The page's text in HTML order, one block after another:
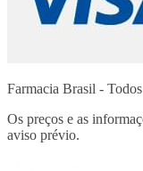
Farmacia Brasil -
Os preços e as
aviso prévio.